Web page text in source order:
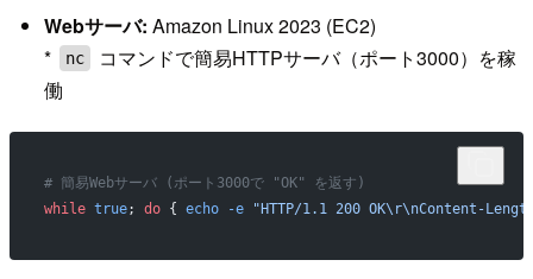
Webサーバ: Amazon Linux 2023 (EC2)
*
nc
コマンドで簡易HTTPサーバ（ポート3000）を稼
働
# 簡易Webサーバ (ポート3000で "OK" を返す)
while true; do { echo -e "HTTP/1.1 200 OK\r\nContent-